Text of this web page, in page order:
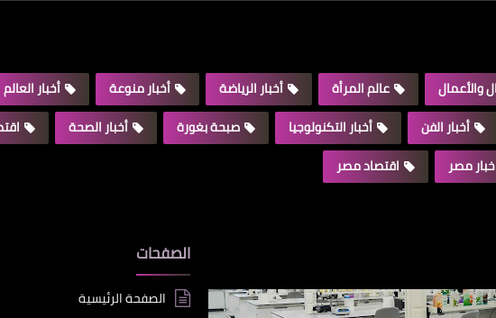
والأعمال عالم المرأة أخبار الرياضة أخبار منوعة أخبار العالم
أخبار الفن أخبار التكنولوجيا صبحة بغورة أخبار الصحة
مصر اقتصاد مصر
الصفحات
الصفحة الرئيسية